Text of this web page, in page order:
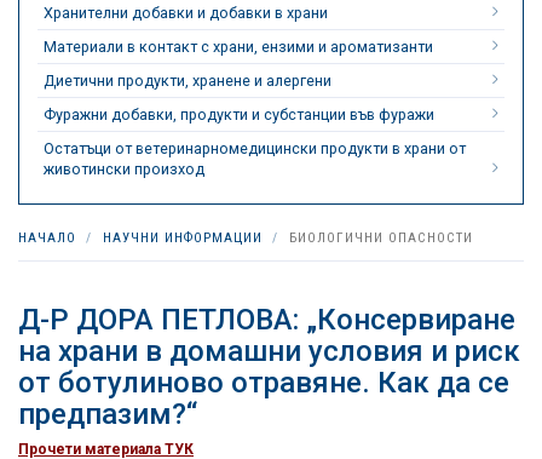
Хранителни добавки и добавки в храни
Материали в контакт с храни, ензими и ароматизанти
Диетични продукти, хранене и алергени
Фуражни добавки, продукти и субстанции във фуражи
Остатъци от ветеринарномедицински продукти в храни от
животински произход
НАЧАЛО НАУЧНИ ИНФОРМАЦИИ БИОЛОГИЧНИ ОПАСНОСТИ
Д-Р ДОРА ПЕТЛОВА: „Консервиране
на храни в домашни условия и риск
от ботулиново отравяне. Как да се
предпазим?“
Прочети материала ТУК